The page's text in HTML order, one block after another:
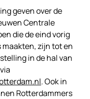
geven over de
Centrale
die de eind vorig
zijn tot en
in de hal van
. Ook in
Rotterdammers